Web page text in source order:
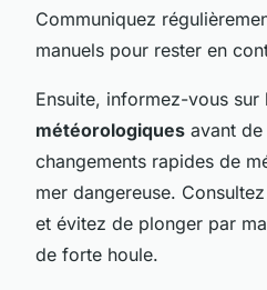
Communiquez
manuels pour rester en
Ensuite, informez-vous sur
météorologiques avant
changements rapides de
mer dangereuse.
et évitez de plonger par
de forte houle.